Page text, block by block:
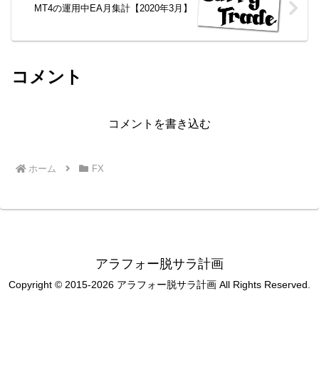
MT4の運用中EA月集計【2020年3月】
コメント
コメントを書き込む
ホーム FX
アラフォー脱サラ計画
Copyright © 2015-2026 アラフォー脱サラ計画 All Rights Reserved.